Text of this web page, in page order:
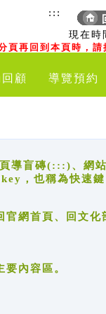
現在時
頁再回到本頁時，
:::
顧 導覽預約
頁導盲磚(:::)、網
，也稱為快速鍵
首頁、回文化
內容區。